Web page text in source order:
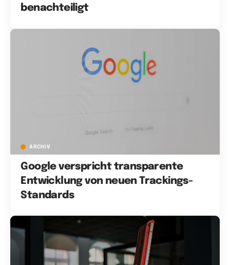
benachteiligt
ARCHIV
Google verspricht transparente
Entwicklung von neuen Trackings-
Standards